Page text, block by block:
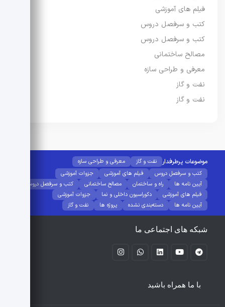
فیلم های آموزشی
کتب و سرفصل دروس
کتب و سرفصل دروس
مصالح ساختمانی
معرفی و طراحی سازه
نفت و گاز
نفت و گاز
موضوعات پرطرفدار نفت و گاز
معرفی و طراحی سازه
کتب و سرفصل دروس
فیلم های آموزشی
جزوات آموزشی
آیین نامه ها
راه و ساختمان مصالح ساختمانی
کتب و سرفصل دروس
فیلم های آموزشی
دکوراسیون داخلی و نما
جزوات آموزشی
آیین نامه ها
دسته‌بندی نشده پروژه ها نفت و گاز
شبکه های اجتماعی ما
با ما همراه باشید